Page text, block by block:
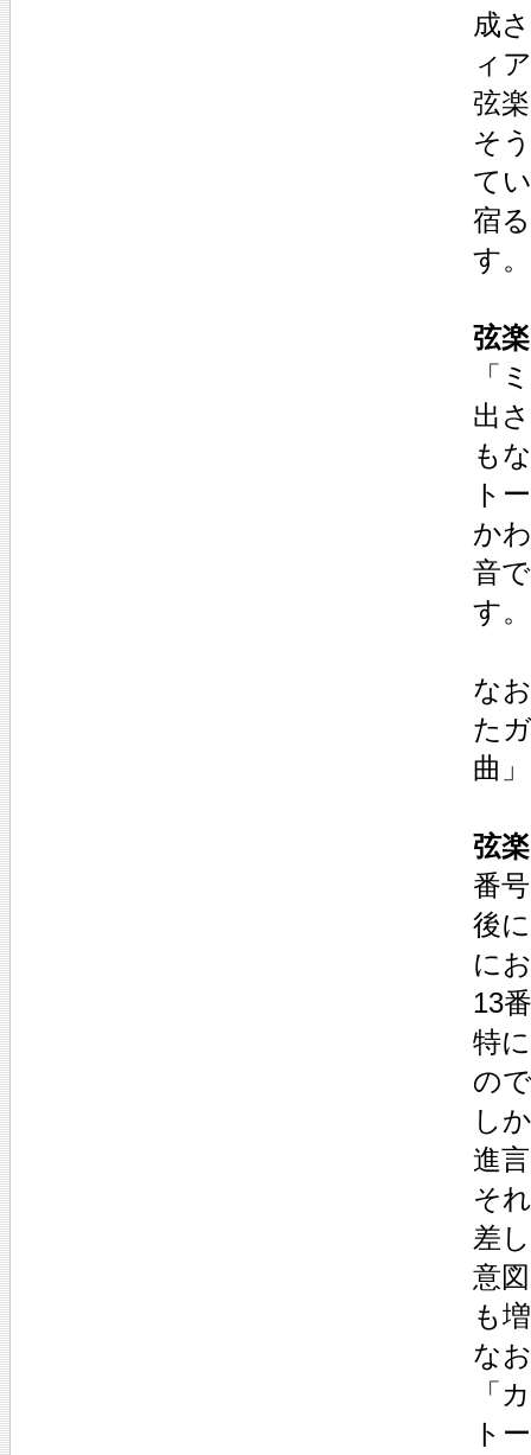
成
ィ
弦
そ
て
宿
す。
弦
「
出
も
ト
か
音
す
な
た
曲
弦
番
後
に
13
特
の
し
進
そ
差
意
も
な
「
ト